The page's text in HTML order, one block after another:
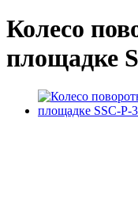
Колесо
площадке